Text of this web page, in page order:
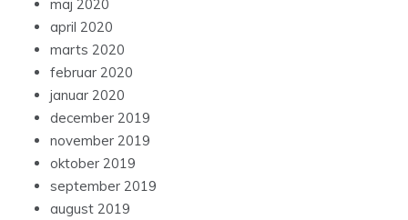
maj 2020
april 2020
marts 2020
februar 2020
januar 2020
december 2019
november 2019
oktober 2019
september 2019
august 2019